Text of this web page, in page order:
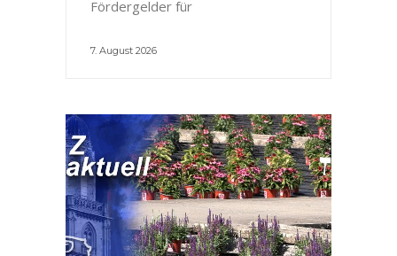
Fördergelder für
7. August 2026